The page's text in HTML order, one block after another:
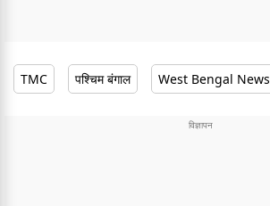
TMC पश्चिम बंगाल West Bengal News